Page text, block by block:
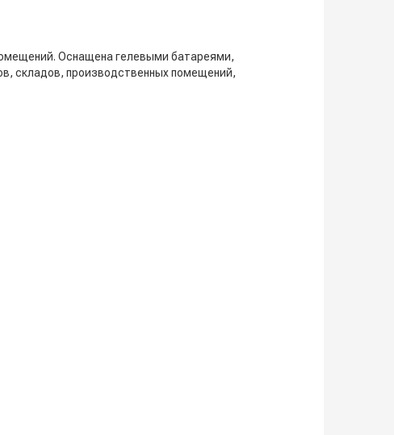
Оснащена гелевыми батареями,
складов, производственных помещений,